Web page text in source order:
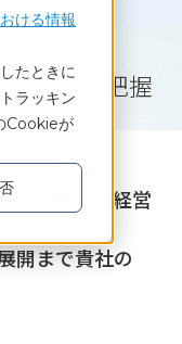
ける情報
たときに
ラッキン
Cookieが
者の動向把握
の信頼性で経営
開まで貴社の